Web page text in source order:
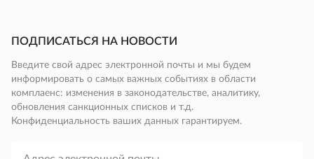
ПОДПИСАТЬСЯ НА НОВОСТИ
Введите свой адрес электронной почты и мы будем
информировать о самых важных событиях в области
комплаенс: изменения в законодательстве, аналитику,
обновления санкционных списков и т.д.
Конфиденциальность ваших данных гарантируем.